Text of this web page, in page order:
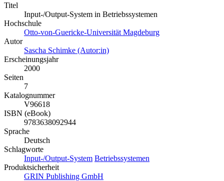
Titel
Input-/Output-System in Betriebssystemen
Hochschule
Otto-von-Guericke-Universität Magdeburg
Autor
Sascha Schimke (Autor:in)
Erscheinungsjahr
2000
Seiten
7
Katalognummer
V96618
ISBN (eBook)
9783638092944
Sprache
Deutsch
Schlagworte
Input-/Output-System Betriebssystemen
Produktsicherheit
GRIN Publishing GmbH